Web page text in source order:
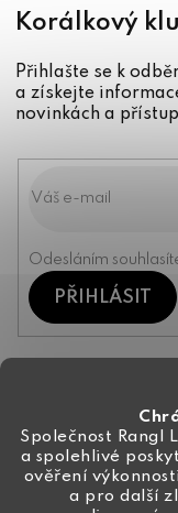
Společnost Rangl
a spolehlivé
ověření
a pro další
Korálkový
Přihlašte se k
a získejte
novinkách a
Odesláním
PŘIHLÁSIT
+420 774